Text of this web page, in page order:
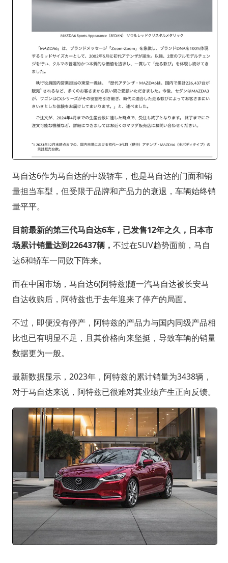
马自达6作为马自达的中级轿车，也是马自达的门面和销
量担当车型，但受限于品牌和产品力的衰退，车辆始终销
量平平。
目前最新的第三代马自达6车，已发售12年之久，日本市
场累计销量达到226437辆， 不过在SUV趋势面前，马自
达6和轿车一同败下阵来。
而在中国市场，马自达6(阿特兹)随一汽马自达被长安马
自达收购后，阿特兹也于去年迎来了停产的局面。
不过，即便没有停产，阿特兹的产品力与国内同级产品相
比也已有明显不足，且其价格向来坚挺，导致车辆的销量
数据更为一般。
最新数据显示，2023年，阿特兹的累计销量为3438辆，
对于马自达来说，阿特兹已很难对其业绩产生正向反馈。